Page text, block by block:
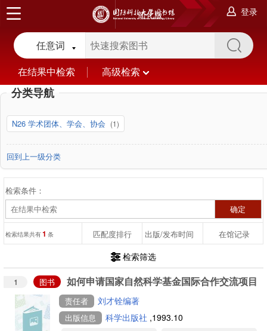
登录
简化版
任意词
在结果中检索
高级检索
分类导航
N26 学术团体、学会、协会 (1)
回到上一级分类
检索条件：
检索结果共有1 条 匹配度排行 出版/发布时间 在馆记录
检索筛选
1 图书 如何申请国家自然科学基金国际合作交流项目
责任者 刘才铨编著
出版信息 科学出版社 ,1993.10